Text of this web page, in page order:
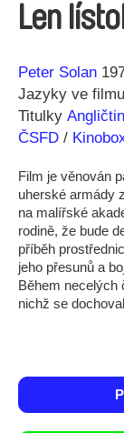
Len
Režie
Peter Solan
Rok
Jazyky ve filmu
Titulky
ČSFD /
Film je věnován
uherské armády
na malířské
rodině, že bude
příběh
jeho přesunů a
Během necelých
nichž se